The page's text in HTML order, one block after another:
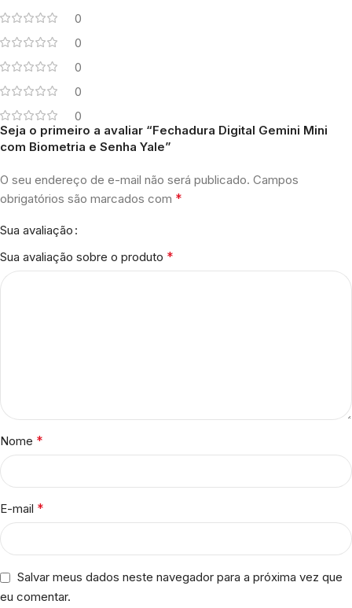
0
0
0
0
0
Seja o primeiro a avaliar “Fechadura Digital Gemini Mini
com Biometria e Senha Yale”
O seu endereço de e-mail não será publicado. Campos
obrigatórios são marcados com *
Sua avaliação
Sua avaliação sobre o produto *
Nome *
E-mail *
Salvar meus dados neste navegador para a próxima vez que
eu comentar.